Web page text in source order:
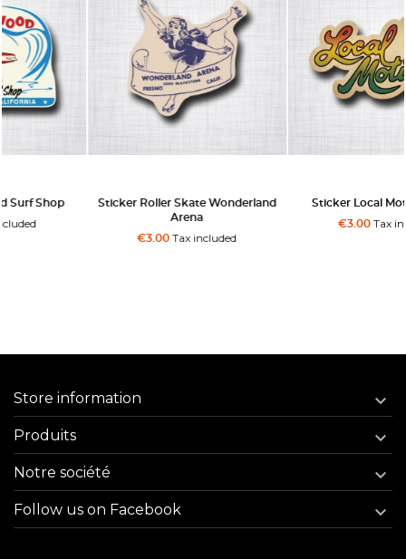
Sticker Roller Skate Wonderland
Tax included
Sticker Local Motion Hawaii
Tax included
Store information 
Produits 
Notre société 
Follow us on Facebook 